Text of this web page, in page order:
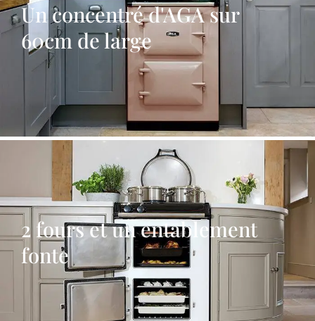
Un concentré d'AGA sur
60cm de large
2 fours et un entablement
fonte